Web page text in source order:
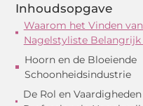
Inhoudsopgave
Waarom het Vinden
Nagelstyliste Belangrijk
Hoorn en de Bloeiende
Schoonheidsindustrie
De Rol en